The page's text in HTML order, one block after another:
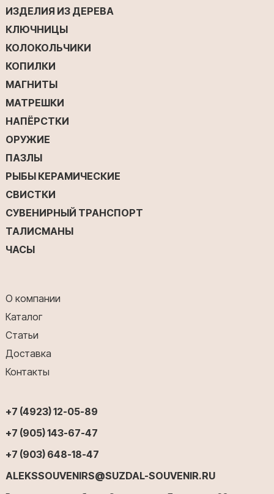
ИЗДЕЛИЯ ИЗ ДЕРЕВА
КЛЮЧНИЦЫ
КОЛОКОЛЬЧИКИ
КОПИЛКИ
МАГНИТЫ
МАТРЕШКИ
НАПЁРСТКИ
ОРУЖИЕ
ПАЗЛЫ
РЫБЫ КЕРАМИЧЕСКИЕ
СВИСТКИ
СУВЕНИРНЫЙ ТРАНСПОРТ
ТАЛИСМАНЫ
ЧАСЫ
О компании
Каталог
Статьи
Доставка
Контакты
+7 (4923) 12-05-89
+7 (905) 143-67-47
+7 (903) 648-18-47
ALEKSSOUVENIRS@SUZDAL-SOUVENIR.RU